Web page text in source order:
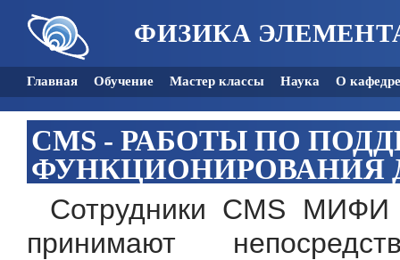
ФИЗИКА
Главная Обучение Мастер классы Наука О кафедре
CMS - РАБОТЫ ПО
ФУНКЦИОНИРОВАНИЯ
Сотрудники CMS МИФИ
принимают